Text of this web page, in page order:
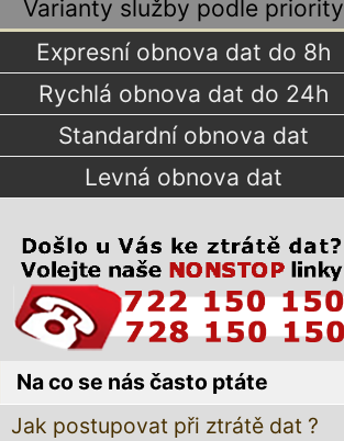
Varianty služby podle priority
Expresní obnova dat do 8h
Rychlá obnova dat do 24h
Standardní obnova dat
Levná obnova dat
Na co se nás často ptáte
Jak postupovat při ztrátě dat ?